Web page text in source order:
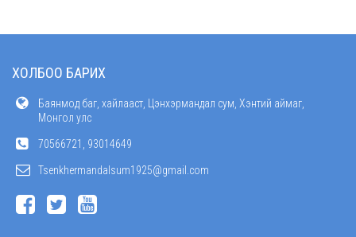
ХОЛБОО БАРИХ
Баянмод баг, хайлааст, Цэнхэрмандал сум, Хэнтий аймаг,
Монгол улс
70566721, 93014649
Tsenkhermandalsum1925@gmail.com